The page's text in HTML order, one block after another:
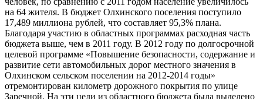
на 64 жителя. В бюджет Олхинского поселения поступило
17,489 миллиона рублей, что составляет 95,3% плана.
Благодаря участию в областных программах расходная часть
бюджета выше, чем в 2011 году. В 2012 году по долгосрочной
целевой программе «Повышение безопасности, содержание и
развитие сети автомобильных дорог местного значения в
Олхинском сельском поселении на 2012-2014 годы»
отремонтирован километр дорожного покрытия по улице
Заречной. На эти цели из областного бюджета была выделено